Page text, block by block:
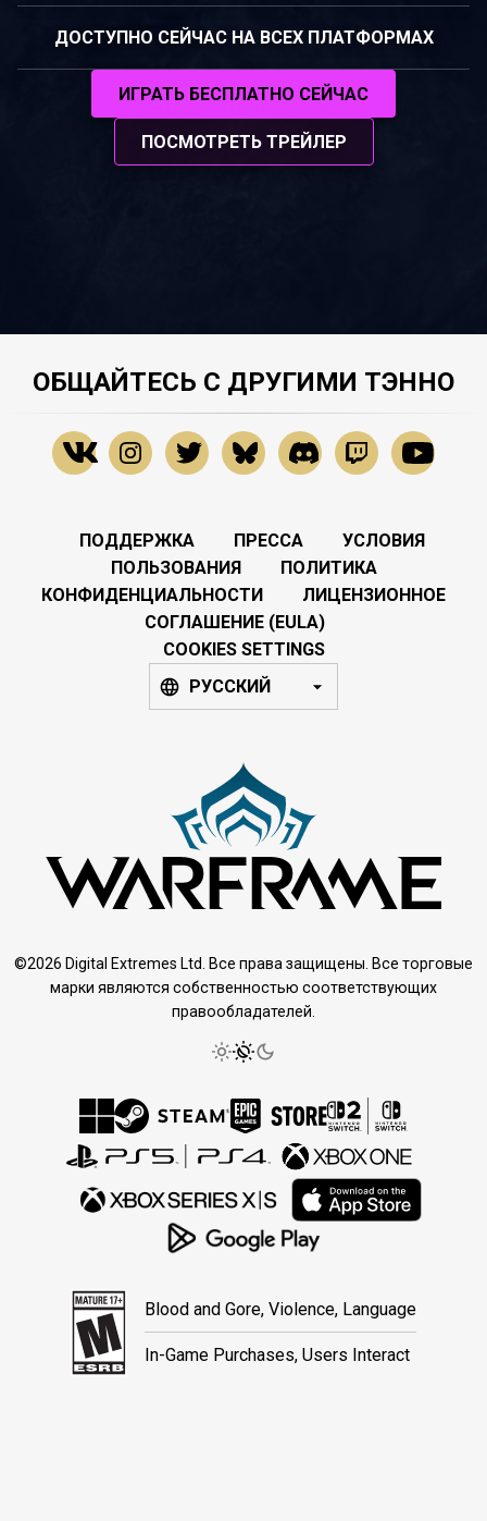
ДОСТУПНО СЕЙЧАС НА ВСЕХ ПЛАТФОРМАХ
ИГРАТЬ БЕСПЛАТНО СЕЙЧАС
ПОСМОТРЕТЬ ТРЕЙЛЕР
ОБЩАЙТЕСЬ С ДРУГИМИ ТЭННО
ПОДДЕРЖКА ПРЕССА
УСЛОВИЯ
ПОЛЬЗОВАНИЯ
ПОЛИТИКА
КОНФИДЕНЦИАЛЬНОСТИ
ЛИЦЕНЗИОННОЕ
СОГЛАШЕНИЕ (EULA)
COOKIES SETTINGS
РУССКИЙ
©2026 Digital Extremes Ltd. Все права защищены. Все торговые
марки являются собственностью соответствующих
правообладателей.
Blood and Gore, Violence, Language
In-Game Purchases, Users Interact